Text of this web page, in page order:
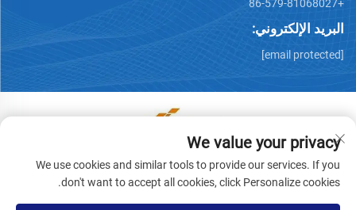
+86-579-81068027
البريد الإلكتروني:
[email protected]
حقوق الطبع والنشر © يووو رونوين للاستيراد والتصدير المحدودة.
جميع الحقوق محفوظة -سياسة الخصوصية
We value your privacy
We use cookies and similar tools to provide our services. If you
don't want to accept all cookies, click Personalize cookies.